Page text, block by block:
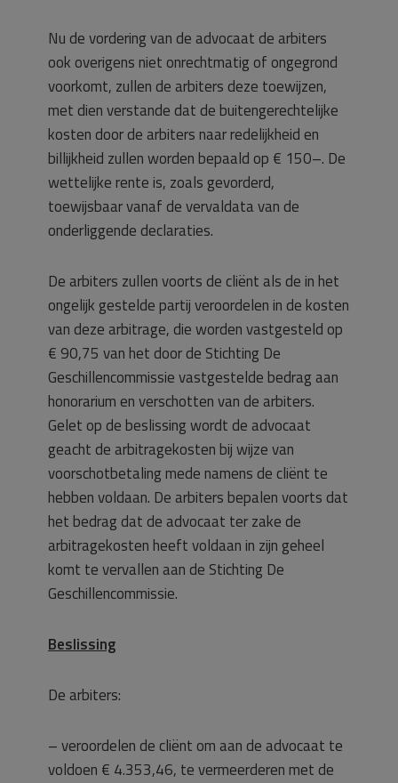
Nu de vordering van de advocaat de arbiters
ook overigens niet onrechtmatig of ongegrond
voorkomt, zullen de arbiters deze toewijzen,
met dien verstande dat de buitengerechtelijke
kosten door de arbiters naar redelijkheid en
billijkheid zullen worden bepaald op € 150–. De
wettelijke rente is, zoals gevorderd,
toewijsbaar vanaf de vervaldata van de
onderliggende declaraties.
De arbiters zullen voorts de cliënt als de in het
ongelijk gestelde partij veroordelen in de kosten
van deze arbitrage, die worden vastgesteld op
€ 90,75 van het door de Stichting De
Geschillencommissie vastgestelde bedrag aan
honorarium en verschotten van de arbiters.
Gelet op de beslissing wordt de advocaat
geacht de arbitragekosten bij wijze van
voorschotbetaling mede namens de cliënt te
hebben voldaan. De arbiters bepalen voorts dat
het bedrag dat de advocaat ter zake de
arbitragekosten heeft voldaan in zijn geheel
komt te vervallen aan de Stichting De
Geschillencommissie.
Beslissing
De arbiters:
– veroordelen de cliënt om aan de advocaat te
voldoen € 4.353,46, te vermeerderen met de